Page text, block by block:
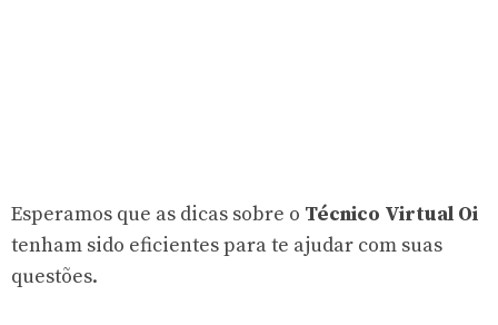
Esperamos que as dicas sobre o Técnico Virtual Oi
tenham sido eficientes para te ajudar com suas
questões.